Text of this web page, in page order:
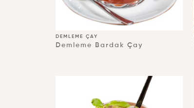
DEMLEME ÇAY
Demleme Bardak Çay